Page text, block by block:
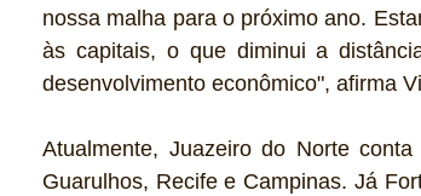
nossa malha para o próximo ano.
às capitais, o que diminui a
desenvolvimento econômico", afirma
Atualmente, Juazeiro do Norte
Guarulhos, Recife e Campinas. Já